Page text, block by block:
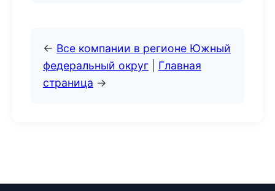
← Все компании в регионе Южный
федеральный округ
Главная
страница →